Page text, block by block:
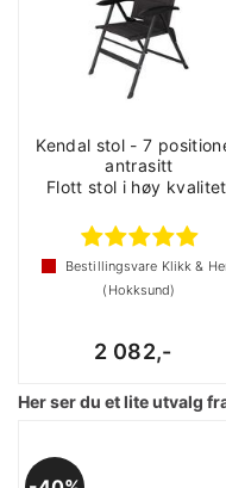
Kendal stol - 7
antrasitt
Flott stol i høy
Bestillingsvare Klikk &
(Hokksund)
2 082,-
Her ser du et lite utvalg